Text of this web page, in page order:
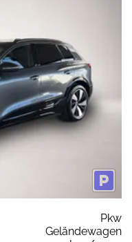
Pkw
Geländewagen